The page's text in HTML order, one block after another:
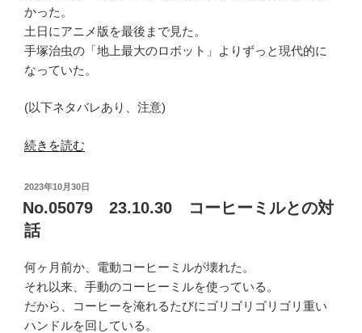
かった。
土日にアニメ版を最後まで見た。
手塚治虫の「地上最大のロボット」よりずっと現代的に
なっていた。
(以下ネタバレあり、注意)
“No.05080
プ
ル
ー
ト
ゥ”
の
続きを読む
投
稿
日:
2023年10月30日
No.05079 23.10.30 コーヒーミルとの対
話
何ヶ月前か、電動コーヒーミルが壊れた。
それ以来、手動のコーヒーミルを使っている。
だから、コーヒーを淹れるたびにゴリゴリゴリゴリ重い
ハンドルを回している。